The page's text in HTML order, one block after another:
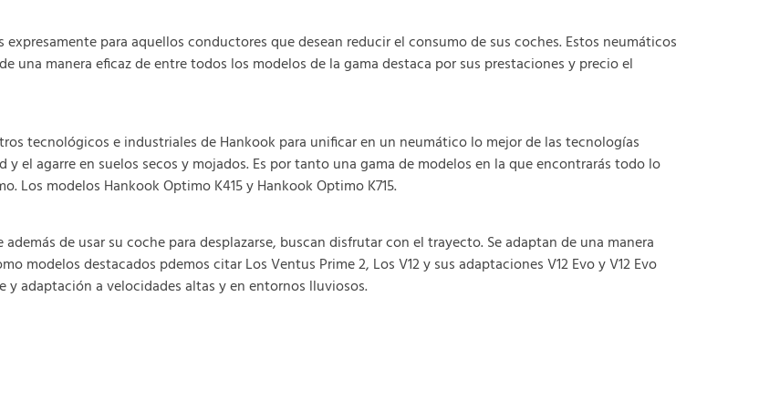
para aquellos conductores que desean reducir el consumo de sus coches. Estos neumáticos
una manera eficaz de entre todos los modelos de la gama destaca por sus prestaciones y precio el
tecnológicos e industriales de Hankook para unificar en un neumático lo mejor de las tecnologías
el agarre en suelos secos y mojados. Es por tanto una gama de modelos en la que encontrarás todo lo
modelos Hankook Optimo K415 y Hankook Optimo K715.
de usar su coche para desplazarse, buscan disfrutar con el trayecto. Se adaptan de una manera
modelos destacados pdemos citar Los Ventus Prime 2, Los V12 y sus adaptaciones V12 Evo y V12 Evo
y adaptación a velocidades altas y en entornos lluviosos.